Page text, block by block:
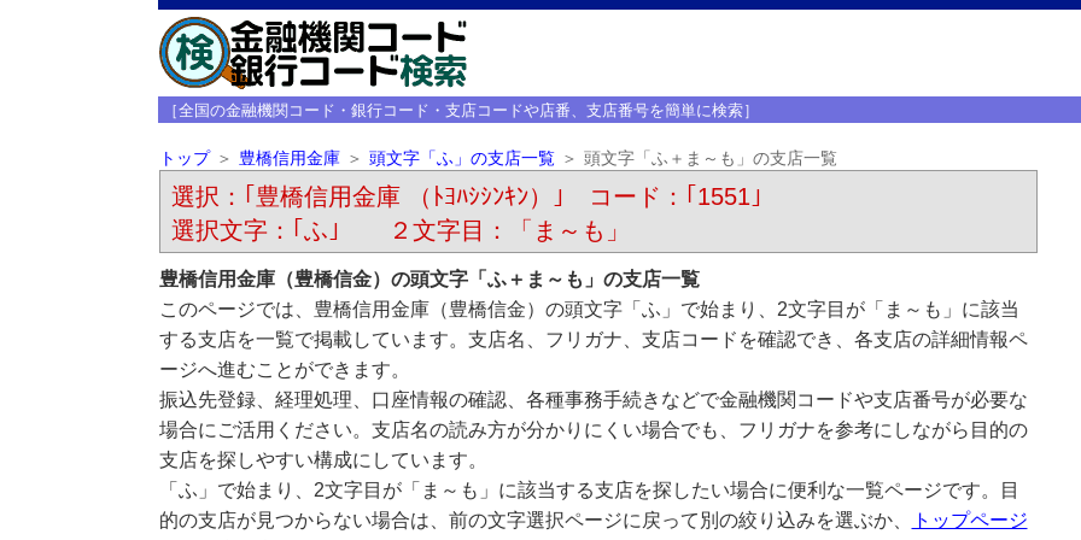
［全国の金融機関コード・銀行コード・支店コードや店番、支店番号を簡単に検索］
トップ 豊橋信用金庫 頭文字「ふ」の支店一覧 頭文字「ふ＋ま～も」の支店一覧
選択：｢豊橋信用金庫 （ﾄﾖﾊｼｼﾝｷﾝ）｣ コード：｢1551｣
選択文字：｢ふ｣ ２文字目：「ま～も」
豊橋信用金庫（豊橋信金）の頭文字「ふ＋ま～も」の支店一覧
このページでは、豊橋信用金庫（豊橋信金）の頭文字「ふ」で始まり、2文字目が「ま～も」に該当
する支店を一覧で掲載しています。支店名、フリガナ、支店コードを確認でき、各支店の詳細情報ペ
ージへ進むことができます。
振込先登録、経理処理、口座情報の確認、各種事務手続きなどで金融機関コードや支店番号が必要な
場合にご活用ください。支店名の読み方が分かりにくい場合でも、フリガナを参考にしながら目的の
支店を探しやすい構成にしています。
「ふ」で始まり、2文字目が「ま～も」に該当する支店を探したい場合に便利な一覧ページです。目
的の支店が見つからない場合は、前の文字選択ページに戻って別の絞り込みを選ぶか、
トップページ